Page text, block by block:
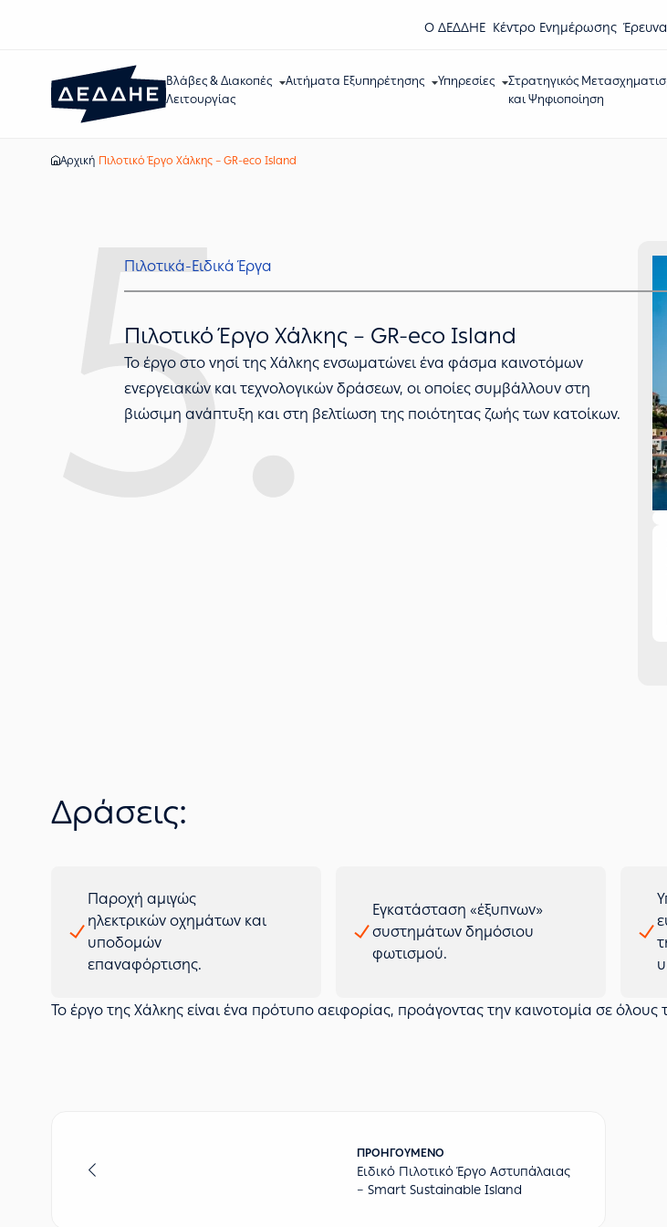
Ο ΔΕΔΔΗΕ Κέντρο Eνημέρωσης
Βλάβες & Διακοπές
Λειτουργίας
Αιτήματα Εξυπηρέτησης Υπηρεσίες
Στρατηγικός
και Ψηφιοποίηση
Αρχική Πιλοτικό Έργο Χάλκης – GR-eco Island
5.
Πιλοτικά-Ειδικά Έργα
Πιλοτικό Έργο Χάλκης – GR-eco Island
Το έργο στο νησί της Χάλκης ενσωματώνει ένα φάσμα καινοτόμων
ενεργειακών και τεχνολογικών δράσεων, οι οποίες συμβάλλουν στη
βιώσιμη ανάπτυξη και στη βελτίωση της ποιότητας ζωής των κατοίκων.
Δράσεις:
Παροχή αμιγώς
ηλεκτρικών οχημάτων και
υποδομών
επαναφόρτισης.
Εγκατάσταση «έξυπνων»
συστημάτων δημόσιου
φωτισμού.
Το έργο της Χάλκης είναι ένα πρότυπο αειφορίας, προάγοντας την καινοτομία σε όλους
ΠΡΟΗΓΟΎΜΕΝΟ
Ειδικό Πιλοτικό Έργο Αστυπάλαιας
– Smart Sustainable Island